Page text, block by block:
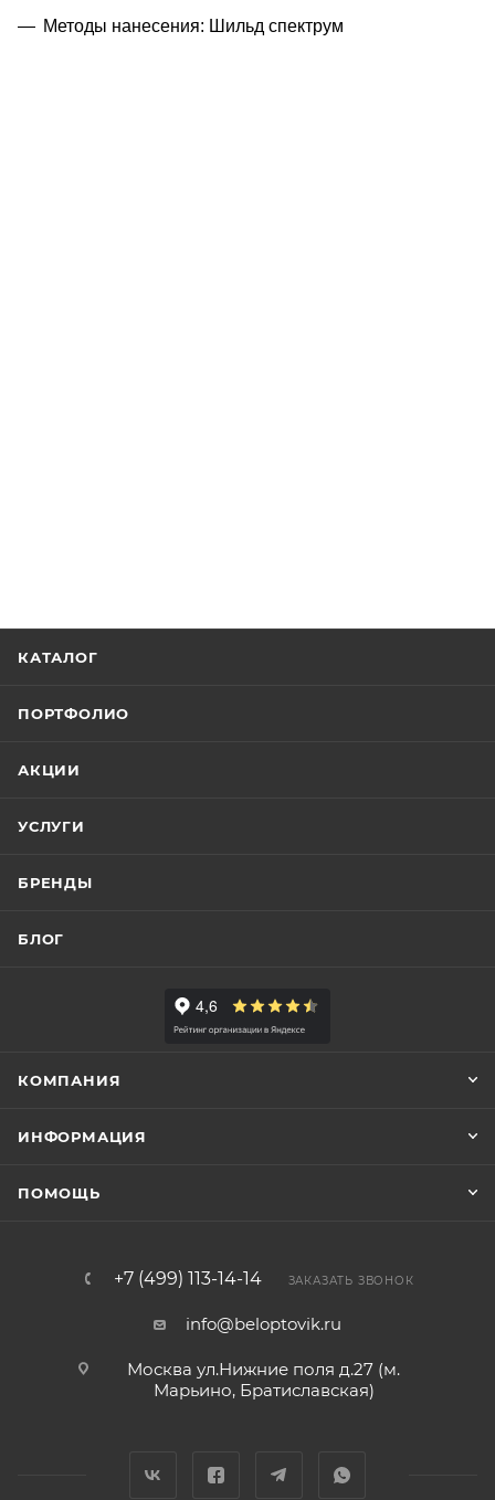
Методы нанесения: Шильд спектрум
КАТАЛОГ
ПОРТФОЛИО
АКЦИИ
УСЛУГИ
БРЕНДЫ
БЛОГ
КОМПАНИЯ
ИНФОРМАЦИЯ
ПОМОЩЬ
+7 (499) 113-14-14 ЗАКАЗАТЬ ЗВОНОК
info@beloptovik.ru
Москва ул.Нижние поля д.27 (м.
Марьино, Братиславская)